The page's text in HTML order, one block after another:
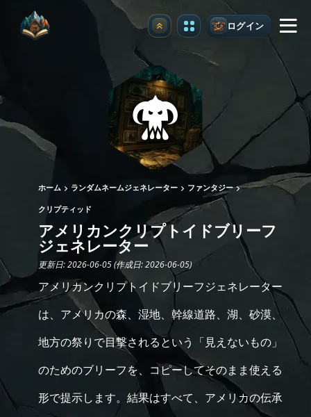
アップグレード ログイン
ホーム ランダムネームジェネレーター ファンタジー
クリプティッド
アメリカンクリプトイドブリーフ
ジェネレーター
更新日: 2026-06-05 (作成日: 2026-06-05)
アメリカンクリプトイドブリーフジェネレーター
は、アメリカの森、湿地、幹線道路、湖、砂漠、
地方の祭りで目撃されるという「見えないもの」
のためのブリーフを、コピーしてそのまま使える
形で提示します。結果はすべて、アメリカの伝承